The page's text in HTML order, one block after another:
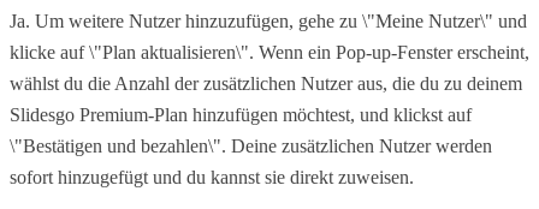
Ja. Um weitere Nutzer hinzuzufügen, gehe zu \"Meine Nutzer\" und
klicke auf \"Plan aktualisieren\". Wenn ein Pop-up-Fenster erscheint,
wählst du die Anzahl der zusätzlichen Nutzer aus, die du zu deinem
Slidesgo Premium-Plan hinzufügen möchtest, und klickst auf
\"Bestätigen und bezahlen\". Deine zusätzlichen Nutzer werden
sofort hinzugefügt und du kannst sie direkt zuweisen.